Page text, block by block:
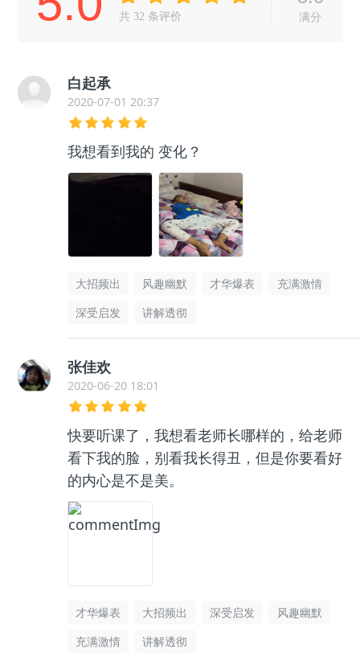
共32 条评价 满分
白起承
2020-07-01 20:37
我想看到我的 变化？
大招频出 风趣幽默 才华爆表
充满激情
深受启发
讲解透彻
张佳欢
2020-06-20 18:01
快要听课了，我想看老师长哪样的，给老师
看下我的脸，别看我长得丑，但是你要看好
的内心是不是美。
才华爆表 大招频出 深受启发
风趣幽默
充满激情
讲解透彻